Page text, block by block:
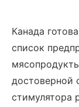
Канада
список
достоверной
стимулятора